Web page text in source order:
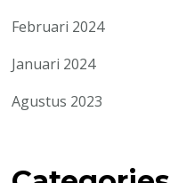
Februari 2024
Januari 2024
Agustus 2023